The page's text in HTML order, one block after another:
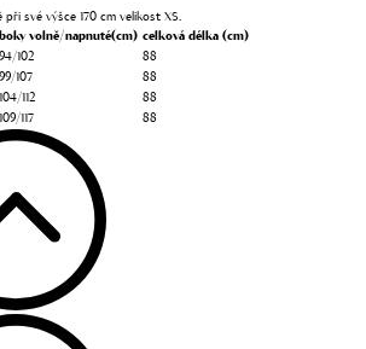
bokyvolně/napnuté(cm) celková délka (cm)
94/102
88
99/107
88
104/112
88
109/117 88
při své výšce 170 cm velikost XS.